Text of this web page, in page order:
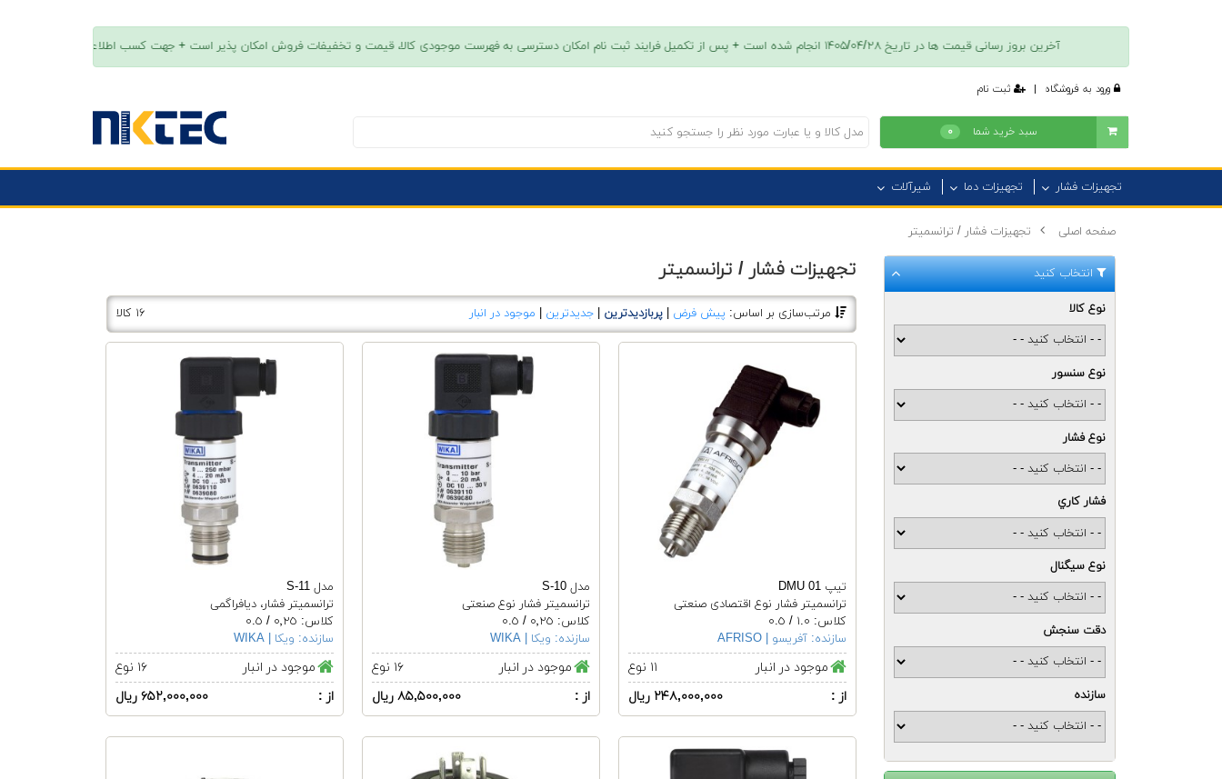
آخرین بروز رسانی قیمت ها در تاريخ ۱۴۰۵/۰۴/۲۸ انجام شده است + پس از تکمیل فرایند ثبت نام امکان دسترسی به فهرست موجودی کالا، قیمت و تخفیفات فروش امکان پذیر است + جهت كسب اطلاعات بيشتر با همراه ٠٩٠١١٠١٣٧٣٦ تماس بگیرید.
ورود به فروشگاه | ثبت نام
سبد خرید شما ۰
تجهیزات فشار تجهیزات دما شیرآلات
صفحه اصلی تجهیزات فشار / ترانسمیتر
انتخاب کنید
نوع کالا
نوع سنسور
نوع فشار
فشار كاري
نوع سيگنال
دقت سنجش
سازنده
تجهیزات فشار / ترانسمیتر
مرتب‌سازی بر اساس: پیش فرض پربازدیدترین جدیدترین موجود در انبار ۱۶ کالا
تیپ DMU 01
ترانسمیتر فشار نوع اقتصادی صنعتی
کلاس: ١.٠ / ٠.٥
سازنده: آفریسو | AFRISO
موجود در انبار
۱۱ نوع
از :
۲۴۸,۰۰۰,۰۰۰ ریال
مدل S-10
ترانسمیتر فشار نوع صنعتی
کلاس: ٠٬٢٥ / ٠.٥
سازنده: ویکا | WIKA
موجود در انبار
۱۶ نوع
از :
۸۵,۵۰۰,۰۰۰ ریال
مدل S-11
ترانسمیتر فشار، دیافراگمی
کلاس: ٠٬٢٥ / ٠.٥
سازنده: ویکا | WIKA
موجود در انبار
۱۶ نوع
از :
۶۵۲,۰۰۰,۰۰۰ ریال